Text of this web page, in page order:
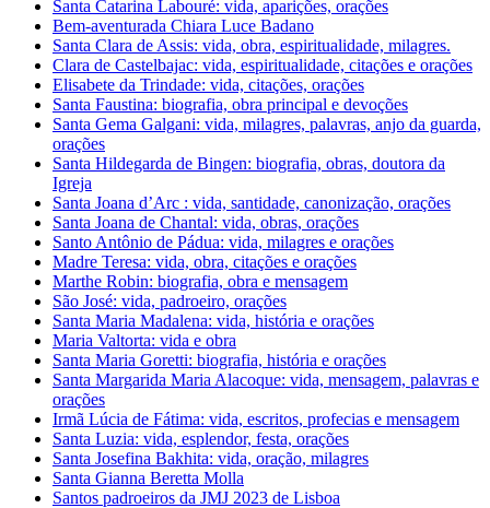
Santa Catarina Labouré: vida, aparições, orações
Bem-aventurada Chiara Luce Badano
Santa Clara de Assis: vida, obra, espiritualidade, milagres.
Clara de Castelbajac: vida, espiritualidade, citações e orações
Elisabete da Trindade: vida, citações, orações
Santa Faustina: biografia, obra principal e devoções
Santa Gema Galgani: vida, milagres, palavras, anjo da guarda,
orações
Santa Hildegarda de Bingen: biografia, obras, doutora da
Igreja
Santa Joana d’Arc : vida, santidade, canonização, orações
Santa Joana de Chantal: vida, obras, orações
Santo Antônio de Pádua: vida, milagres e orações
Madre Teresa: vida, obra, citações e orações
Marthe Robin: biografia, obra e mensagem
São José: vida, padroeiro, orações
Santa Maria Madalena: vida, história e orações
Maria Valtorta: vida e obra
Santa Maria Goretti: biografia, história e orações
Santa Margarida Maria Alacoque: vida, mensagem, palavras e
orações
Irmã Lúcia de Fátima: vida, escritos, profecias e mensagem
Santa Luzia: vida, esplendor, festa, orações
Santa Josefina Bakhita: vida, oração, milagres
Santa Gianna Beretta Molla
Santos padroeiros da JMJ 2023 de Lisboa